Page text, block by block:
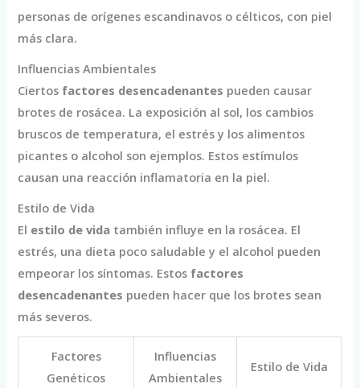
personas de orígenes escandinavos o célticos, con piel
más clara.
Influencias Ambientales
Ciertos factores desencadenantes pueden causar
brotes de rosácea. La exposición al sol, los cambios
bruscos de temperatura, el estrés y los alimentos
picantes o alcohol son ejemplos. Estos estímulos
causan una reacción inflamatoria en la piel.
Estilo de Vida
El estilo de vida también influye en la rosácea. El
estrés, una dieta poco saludable y el alcohol pueden
empeorar los síntomas. Estos factores
desencadenantes pueden hacer que los brotes sean
más severos.
Factores
Genéticos
Influencias
Ambientales
Estilo de Vida